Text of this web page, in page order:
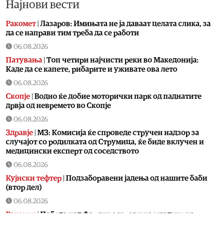
Најнови вести
Ракомет| Лазаров: Имињата не ја даваат целата слика, за
да се направи тим треба да се работи
06.08.2026
Патувања Топ четири најчисти реки во Македонија:
Каде да се капете, рибарите и уживате ова лето
06.08.2026
Скопје Водно ќе добие моторички парк од паднатите
дрвја од невремето во Скопје
06.08.2026
Здравје МЗ: Комисија ќе спроведе стручен надзор за
случајот со родилката од Струмица, ќе биде вклучен и
медицински експерт од соседството
06.08.2026
Кујнски тефтер Подзаборавени јадења од нашите баби
(втор дел)
06.08.2026
Ракомет |Победа над Фарски острови на младите на